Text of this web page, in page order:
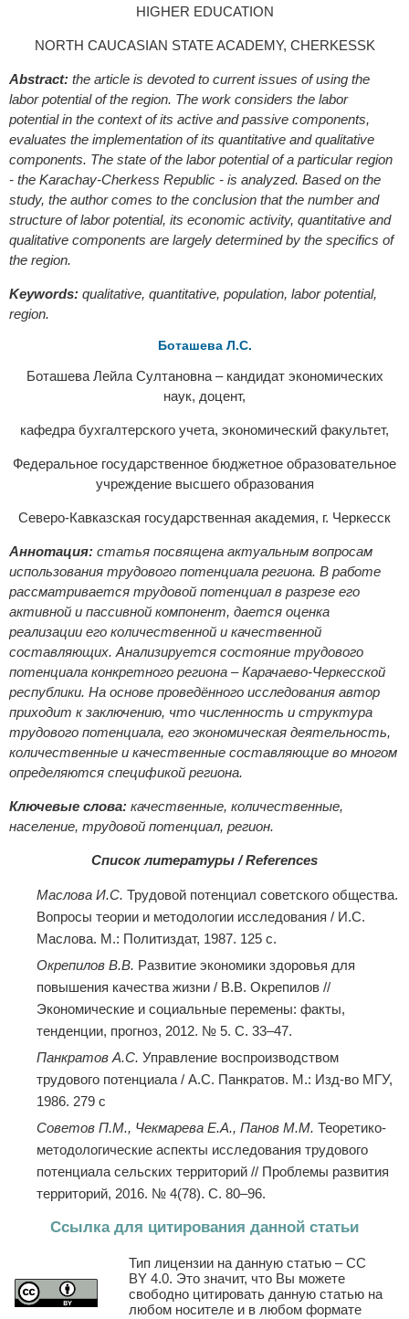
HIGHER EDUCATION
NORTH CAUCASIAN STATE ACADEMY, CHERKESSK
Abstract: the article is devoted to current issues of using the
labor potential of the region. The work considers the labor
potential in the context of its active and passive components,
evaluates the implementation of its quantitative and qualitative
components. The state of the labor potential of a particular region
- the Karachay-Cherkess Republic - is analyzed. Based on the
study, the author comes to the conclusion that the number and
structure of labor potential, its economic activity, quantitative and
qualitative components are largely determined by the specifics of
the region.
Keywords: qualitative, quantitative, population, labor potential,
region.
Боташева Л.С.
Боташева Лейла Султановна – кандидат экономических
наук, доцент,
кафедра бухгалтерского учета, экономический факультет,
Федеральное государственное бюджетное образовательное
учреждение высшего образования
Северо-Кавказская государственная академия, г. Черкесск
Аннотация: статья посвящена актуальным вопросам
использования трудового потенциала региона. В работе
рассматривается трудовой потенциал в разрезе его
активной и пассивной компонент, дается оценка
реализации его количественной и качественной
составляющих. Анализируется состояние трудового
потенциала конкретного региона – Карачаево-Черкесской
республики. На основе проведённого исследования автор
приходит к заключению, что численность и структура
трудового потенциала, его экономическая деятельность,
количественные и качественные составляющие во многом
определяются спецификой региона.
Ключевые слова: качественные, количественные,
население, трудовой потенциал, регион.
Список литературы / References
Маслова И.С. Трудовой потенциал советского общества.
Вопросы теории и методологии исследования / И.С.
Маслова. М.: Политиздат, 1987. 125 c.
Окрепилов В.В. Развитие экономики здоровья для
повышения качества жизни / В.В. Окрепилов //
Экономические и социальные перемены: факты,
тенденции, прогноз, 2012. № 5. С. 33–47.
Панкратов А.С. Управление воспроизводством
трудового потенциала / А.С. Панкратов. М.: Изд-во МГУ,
1986. 279 с
Советов П.М., Чекмарева Е.А., Панов М.М. Теоретико-
методологические аспекты исследования трудового
потенциала сельских территорий // Проблемы развития
территорий, 2016. № 4(78). С. 80–96.
Ссылка для цитирования данной статьи
Тип лицензии на данную статью – CC
BY 4.0. Это значит, что Вы можете
свободно цитировать данную статью на
любом носителе и в любом формате